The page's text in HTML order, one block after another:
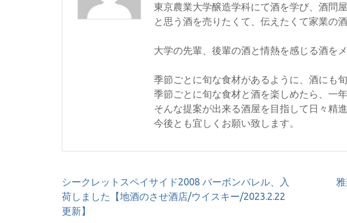
東京農業大学醸造学科にて酒を学び、酒問
と思う酒を売りたくて、伝えたくて家業の
大学の先輩、後輩の酒と情熱を感じる酒を
季節ごとに旬な食材があるように、酒にも旬
季節ごとに旬な食材と酒を楽しめたら、一
そんな提案が出来る酒屋を目指して日々精進
今後とも宜しくお願い致します。
投
稿
ナ
シークレットスペイサイド2008 バーボンバレル、入
荷しました【地酒のさせ酒店/ウイスキー/2023.2.22
更新】